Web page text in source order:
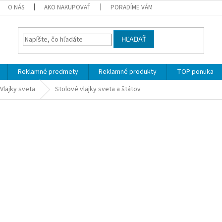
O NÁS AKO NAKUPOVAŤ PORADÍME VÁM
HĽADAŤ
Reklamné predmety Reklamné produkty TOP ponuka
Vlajky sveta Stolové vlajky sveta a štátov